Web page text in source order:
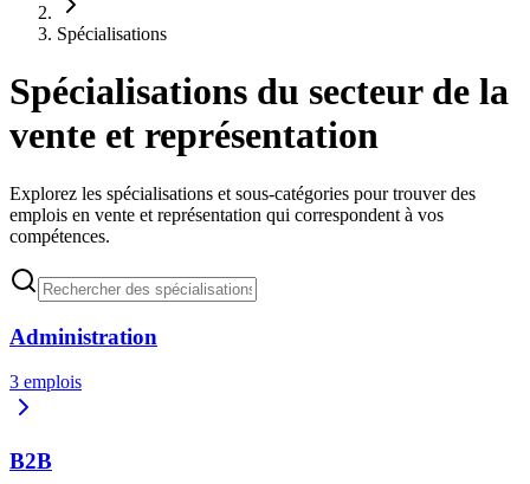
Spécialisations
Spécialisations du secteur de la
vente et représentation
Explorez les spécialisations et sous-catégories pour trouver des
emplois en vente et représentation qui correspondent à vos
compétences.
Administration
3 emplois
B2B